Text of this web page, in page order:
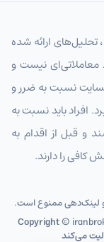
ارائه شده
معاملاتی‌ای نیست و
نسبت به ضرر و
افراد باید نسبت به
و قبل از اقدام به
کافی را دارند.
و لینک‌دهی ممنوع است.
Copyright ©
می‌کند